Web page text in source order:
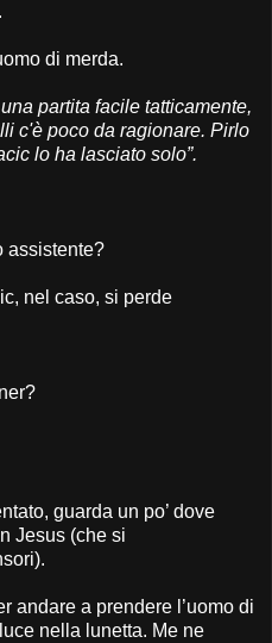
di merda.
partita facile tatticamente,
c'è poco da ragionare. Pirlo
lo ha lasciato solo”.
assistente?
nel caso, si perde
guarda un po’ dove
Jesus (che si
andare a prendere l’uomo di
nella lunetta. Me ne